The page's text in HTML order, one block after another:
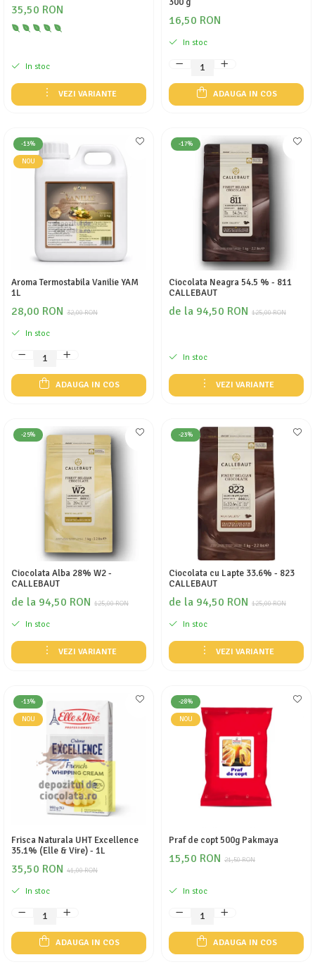
35,50 RON
In stoc
VEZI VARIANTE
16,50 RON
In stoc
ADAUGA IN COS
-13%
NOU
Aroma Termostabila Vanilie YAM
1L
32,00 RON
28,00 RON
In stoc
ADAUGA IN COS
-17%
Ciocolata Neagra 54.5 % - 811
CALLEBAUT
125,00 RON
de la 94,50 RON
In stoc
VEZI VARIANTE
-25%
Ciocolata Alba 28% W2 -
CALLEBAUT
125,00 RON
de la 94,50 RON
In stoc
VEZI VARIANTE
-23%
Ciocolata cu Lapte 33.6% - 823
CALLEBAUT
125,00 RON
de la 94,50 RON
In stoc
VEZI VARIANTE
-13%
NOU
Frisca Naturala UHT Excellence
35.1% (Elle & Vire) - 1L
41,00 RON
35,50 RON
In stoc
ADAUGA IN COS
-28%
NOU
Praf de copt 500g Pakmaya
21,50 RON
15,50 RON
In stoc
ADAUGA IN COS